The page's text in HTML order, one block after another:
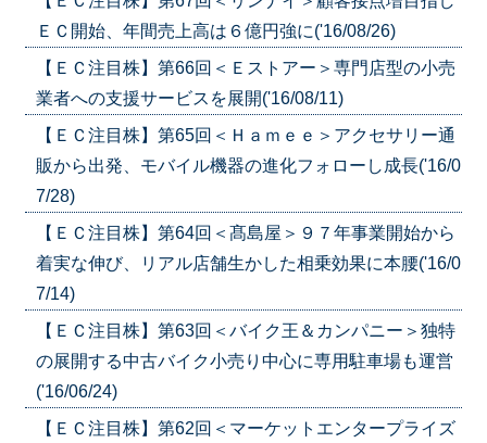
ＥＣ開始、年間売上高は６億円強に('16/08/26)
【ＥＣ注目株】第66回＜Ｅストアー＞専門店型の小売
業者への支援サービスを展開('16/08/11)
【ＥＣ注目株】第65回＜Ｈａｍｅｅ＞アクセサリー通
販から出発、モバイル機器の進化フォローし成長('16/0
7/28)
【ＥＣ注目株】第64回＜髙島屋＞９７年事業開始から
着実な伸び、リアル店舗生かした相乗効果に本腰('16/0
7/14)
【ＥＣ注目株】第63回＜バイク王＆カンパニー＞独特
の展開する中古バイク小売り中心に専用駐車場も運営
('16/06/24)
【ＥＣ注目株】第62回＜マーケットエンタープライズ